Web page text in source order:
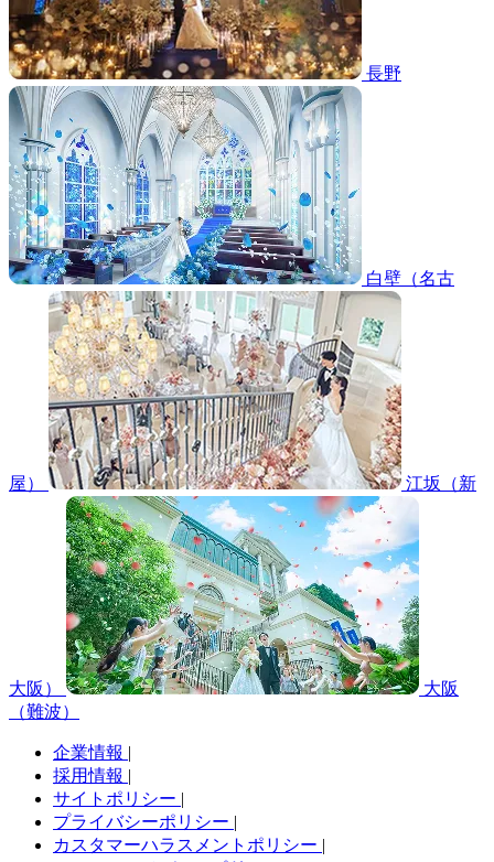
長野
白壁（名古
屋） 江坂（新
大阪）
大阪
（難波）
企業情報 |
採用情報 |
サイトポリシー |
プライバシーポリシー |
カスタマーハラスメントポリシー |